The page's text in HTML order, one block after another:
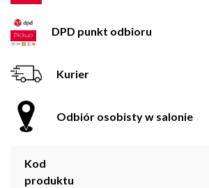
DPD punkt odbioru
Kurier
Odbiór osobisty w salonie
Kod
produktu